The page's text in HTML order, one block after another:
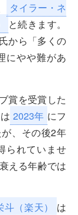
タイラー・ネ
と続きます。
から「多くの
にやや難があ
賞を受賞した
2023年 にフ
、その後2年
られていませ
える年齢では
（楽天）
は